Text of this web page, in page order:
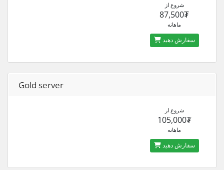
شروع از
87,500₮
ماهانه
سفارش دهید
Gold server
شروع از
105,000₮
ماهانه
سفارش دهید